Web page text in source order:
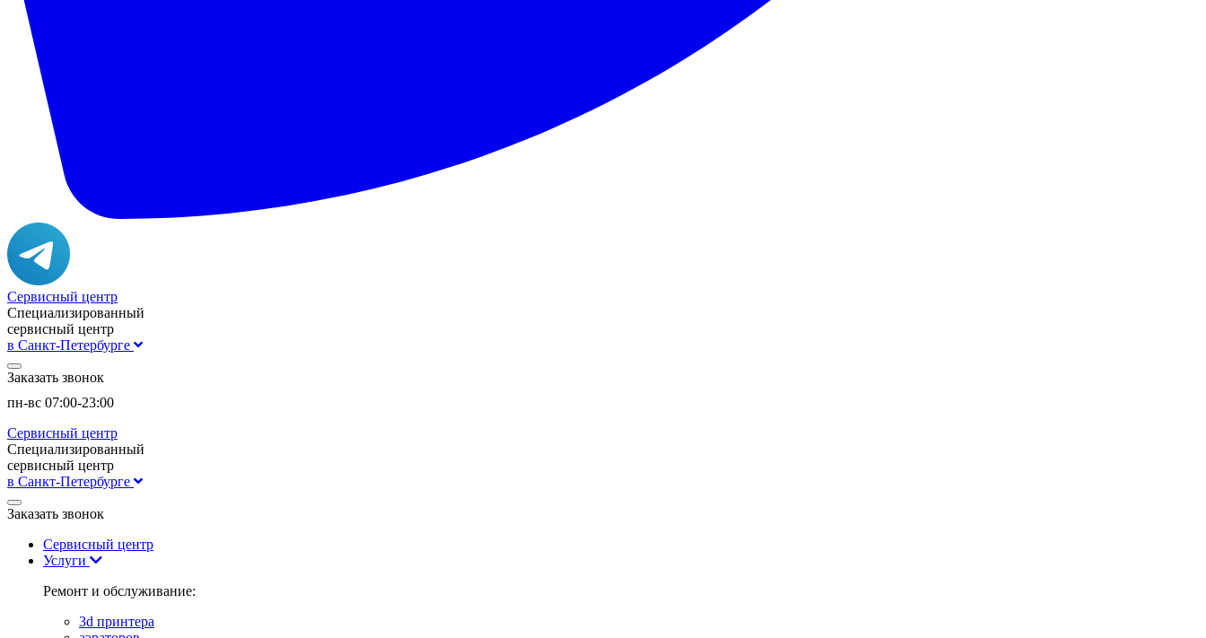
Сервисный центр
Специализированный
сервисный центр
в Санкт-Петербурге
Заказать звонок
пн-вс 07:00-23:00
Сервисный центр
Специализированный
сервисный центр
в Санкт-Петербурге
Заказать звонок
Сервисный центр
Услуги
Ремонт и обслуживание:
3d принтера